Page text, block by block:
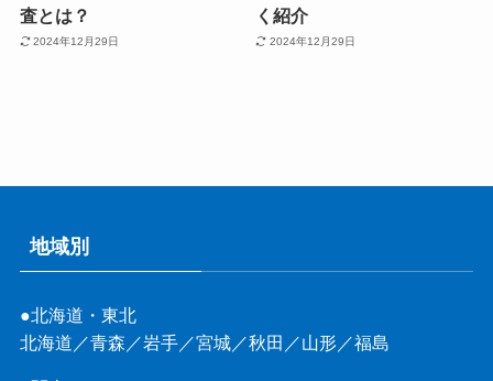
査とは？
2024年12月29日
く紹介
2024年12月29日
地域別
●北海道・東北
北海道 ／青森 ／岩手／宮城／秋田 ／山形／福島